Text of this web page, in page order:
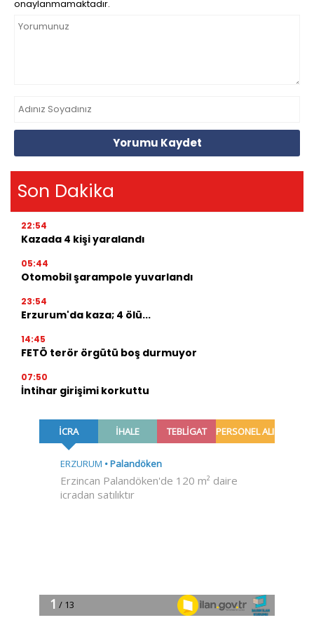
onaylanmamaktadır.
Yorumu Kaydet
Son Dakika
22:54
Kazada 4 kişi yaralandı
05:44
Otomobil şarampole yuvarlandı
23:54
Erzurum'da kaza; 4 ölü...
14:45
FETÖ terör örgütü boş durmuyor
07:50
İntihar girişimi korkuttu